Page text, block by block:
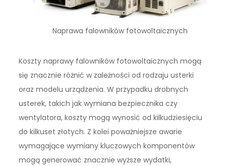
Naprawa falowników fotowoltaicznych
Koszty naprawy falowników fotowoltaicznych mogą
się znacznie różnić w zależności od rodzaju usterki
oraz modelu urządzenia. W przypadku drobnych
usterek, takich jak wymiana bezpiecznika czy
wentylatora, koszty mogą wynosić od kilkudziesięciu
do kilkuset złotych. Z kolei poważniejsze awarie
wymagające wymiany kluczowych komponentów
mogą generować znacznie wyższe wydatki,